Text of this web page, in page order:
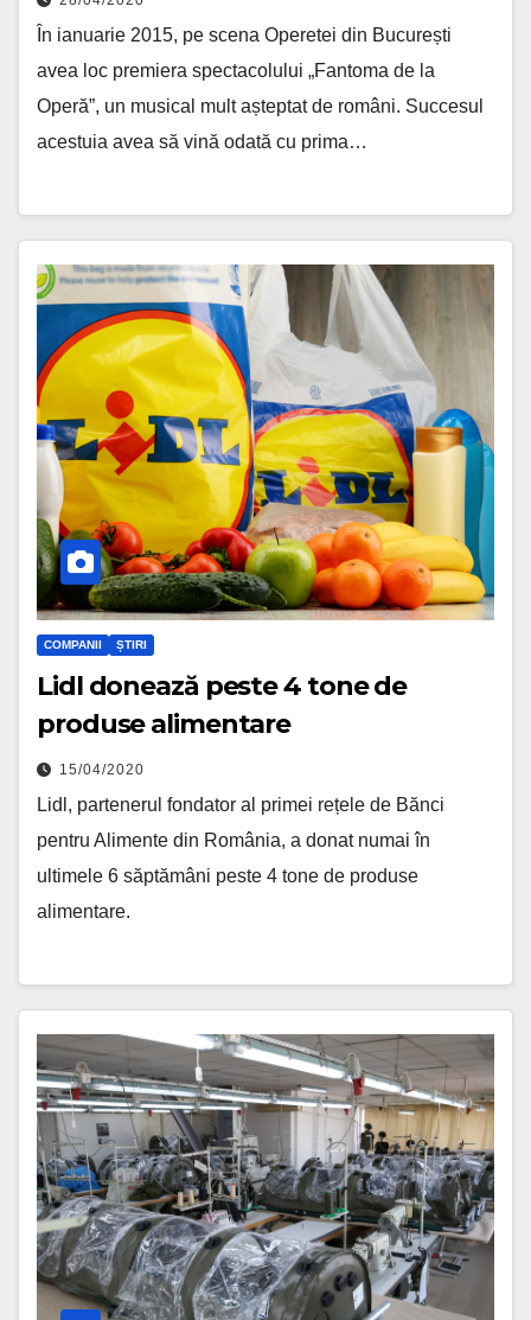
În ianuarie 2015, pe scena Operetei din București
avea loc premiera spectacolului „Fantoma de la
Operă”, un musical mult așteptat de români. Succesul
acestuia avea să vină odată cu prima…
COMPANII ȘTIRI
Lidl donează peste 4 tone de
produse alimentare
15/04/2020
Lidl, partenerul fondator al primei rețele de Bănci
pentru Alimente din România, a donat numai în
ultimele 6 săptămâni peste 4 tone de produse
alimentare.